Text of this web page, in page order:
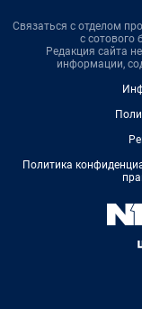
Связаться с отделом
с сотового
Редакция сайта
информации,
Политика